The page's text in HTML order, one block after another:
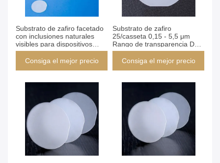
Substrato de zafiro facetado
con inclusiones naturales
visibles para dispositivos
optoelectrónicos
Consiga el mejor precio
Substrato de zafiro
25/casseta 0,15 - 5,5 μm
Rango de transparencia DSP
pulido
Consiga el mejor precio